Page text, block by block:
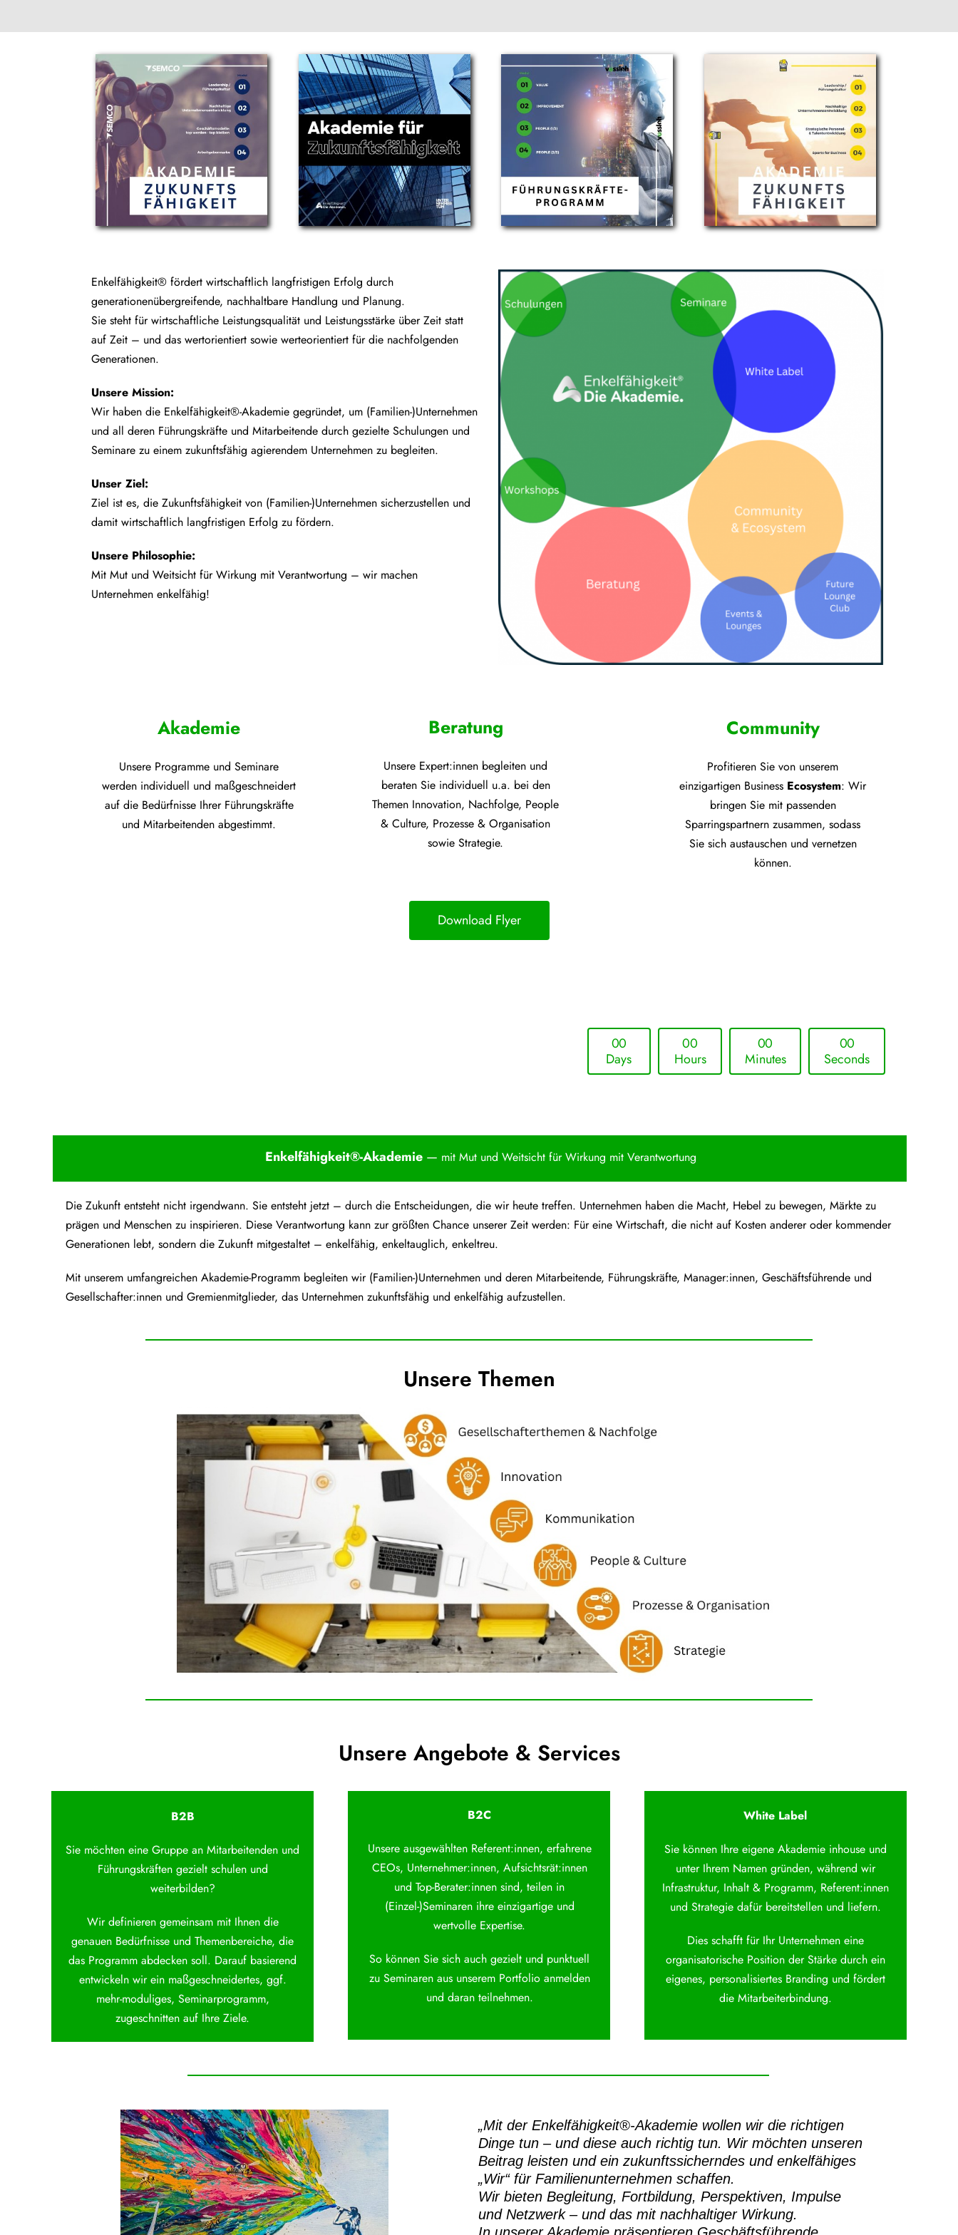
Enkelfähigkeit® fördert wirtschaftlich langfristigen Erfolg durch
generationenübergreifende, nachhaltbare Handlung und Planung.
Sie steht für wirtschaftliche Leistungsqualität und Leistungsstärke über Zeit statt
auf Zeit – und das wertorientiert sowie werteorientiert für die nachfolgenden
Generationen.
Unsere Mission:
Wir haben die Enkelfähigkeit®-Akademie gegründet, um (Familien-)Unternehmen
und all deren Führungskräfte und Mitarbeitende durch gezielte Schulungen und
Seminare zu einem zukunftsfähig agierendem Unternehmen zu begleiten.
Unser Ziel:
Ziel ist es, die Zukunftsfähigkeit von (Familien-)Unternehmen sicherzustellen und
damit wirtschaftlich langfristigen Erfolg zu fördern.
Unsere Philosophie:
Mit Mut und Weitsicht für Wirkung mit Verantwortung – wir machen
Unternehmen enkelfähig!
Akademie
Unsere Programme und Seminare
werden individuell und maßgeschneidert
auf die Bedürfnisse Ihrer Führungskräfte
und Mitarbeitenden abgestimmt.
Beratung
Unsere Expert:innen begleiten und
beraten Sie individuell u.a. bei den
Themen Innovation, Nachfolge, People
& Culture, Prozesse &Organisation
sowie Strategie.
Community
Profitieren Sie von unserem
einzigartigen Business Ecosystem: Wir
bringen Sie mit passenden
Sparringspartnern zusammen, sodass
Sie sich austauschen und vernetzen
können.
Download Flyer
00
Days
00
Hours
00
Minutes
00
Seconds
Enkelfähigkeit®-Akademie— mit Mut und Weitsicht für Wirkung mit Verantwortung
Die Zukunft entsteht nicht irgendwann. Sie entsteht jetzt – durch die Entscheidungen, die wir heute treffen. Unternehmen haben die Macht, Hebel zu bewegen, Märkte zu
prägen und Menschen zu inspirieren. Diese Verantwortung kann zur größten Chance unserer Zeit werden: Für eine Wirtschaft, die nicht auf Kosten anderer oder kommender
Generationen lebt, sondern die Zukunft mitgestaltet – enkelfähig, enkeltauglich, enkeltreu.
Mit unserem umfangreichen Akademie-Programm begleiten wir (Familien-)Unternehmen und deren Mitarbeitende, Führungskräfte, Manager:innen, Geschäftsführende und
Gesellschafter:innen und Gremienmitglieder, das Unternehmen zukunftsfähig und enkelfähig aufzustellen.
Unsere Themen
Unsere Angebote & Services
B2B
Sie möchten eine Gruppe an Mitarbeitenden und
Führungskräften gezielt schulen und
weiterbilden?
Wir definieren gemeinsam mit Ihnen die
genauen Bedürfnisse und Themenbereiche, die
das Programm abdecken soll. Darauf basierend
entwickeln wir ein maßgeschneidertes, ggf.
mehr-moduliges, Seminarprogramm,
zugeschnitten auf Ihre Ziele.
B2C
Unsere ausgewählten Referent:innen, erfahrene
CEOs, Unternehmer:innen, Aufsichtsrät:innen
und Top-Berater:innen sind, teilen in
(Einzel-)Seminaren ihre einzigartige und
wertvolle Expertise.
So können Sie sich auch gezielt und punktuell
zu Seminaren aus unserem Portfolio anmelden
und daran teilnehmen.
White Label
Sie können Ihre eigene Akademie inhouse und
unter Ihrem Namen gründen, während wir
Infrastruktur, Inhalt & Programm, Referent:innen
und Strategie dafür bereitstellen und liefern.
Dies schafft für Ihr Unternehmen eine
organisatorische Position der Stärke durch ein
eigenes, personalisiertes Branding und fördert
die Mitarbeiterbindung.
„Mit der Enkelfähigkeit®-Akademie wollen wir die richtigen
Dinge tun – und diese auch richtig tun. Wir möchten unseren
Beitrag leisten und ein zukunftssicherndes und enkelfähiges
„Wir“ für Familienunternehmen schaffen.
Wir bieten Begleitung, Fortbildung, Perspektiven, Impulse
und Netzwerk – und das mit nachhaltiger Wirkung.